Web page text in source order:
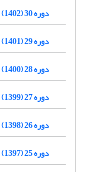
دوره 30 (1402)
دوره 29 (1401)
دوره 28 (1400)
دوره 27 (1399)
دوره 26 (1398)
دوره 25 (1397)